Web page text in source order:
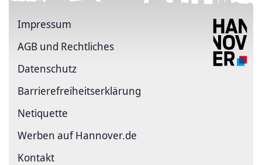
Impressum
AGB und Rechtliches
Datenschutz
Barriere­freiheits­erklärung
Netiquette
Werben auf Hannover.de
Kontakt